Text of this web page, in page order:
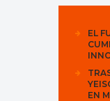
EL
EN